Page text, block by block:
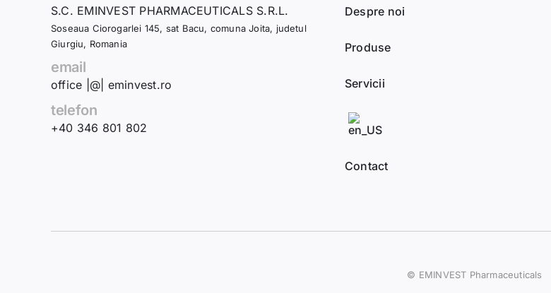
S.C. EMINVEST PHARMACEUTICALS S.R.L.
Soseaua Ciorogarlei 145, sat Bacu, comuna Joita, judetul
Giurgiu, Romania
email
office |@| eminvest.ro
telefon
+40 346 801 802
Despre noi
Produse
Servicii
Contact
© EMINVEST Pharmaceuticals